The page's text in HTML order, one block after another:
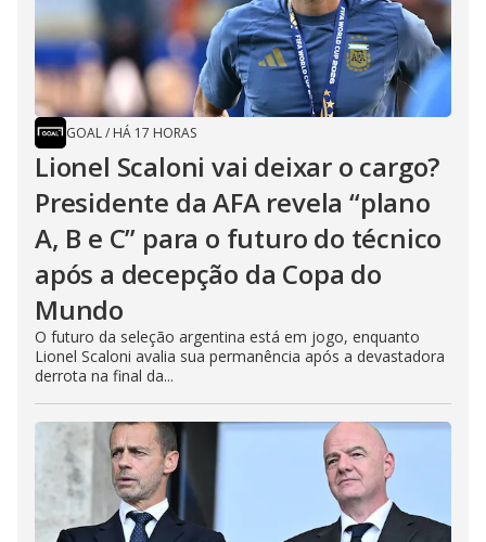
GOAL/ HÁ 17 HORAS
Lionel Scaloni vai deixar o cargo?
Presidente da AFA revela “plano
A, B e C” para o futuro do técnico
após a decepção da Copa do
Mundo
O futuro da seleção argentina está em jogo, enquanto
Lionel Scaloni avalia sua permanência após a devastadora
derrota na final da...